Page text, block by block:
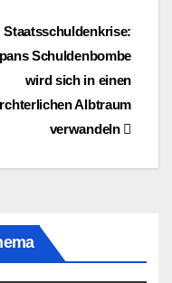
Staatsschuldenkrise:
Schuldenbombe
wird sich in einen
Albtraum
verwandeln